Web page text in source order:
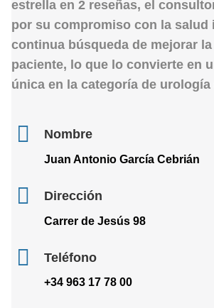
estrella en 2 reseñas, el
por su compromiso con la salud
continua búsqueda de mejorar la
paciente, lo que lo convierte en
única en la categoría de urología
Nombre
Juan Antonio García Cebrián
Dirección
Carrer de Jesús 98
Teléfono
+34 963 17 78 00